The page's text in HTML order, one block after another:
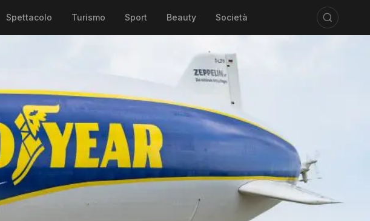
Spettacolo Turismo Sport Beauty Società